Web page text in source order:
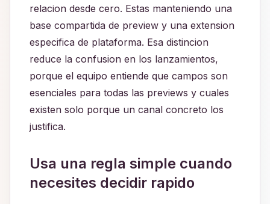
relacion desde cero. Estas manteniendo una
base compartida de preview y una extension
especifica de plataforma. Esa distincion
reduce la confusion en los lanzamientos,
porque el equipo entiende que campos son
esenciales para todas las previews y cuales
existen solo porque un canal concreto los
justifica.
Usa una regla simple cuando
necesites decidir rapido